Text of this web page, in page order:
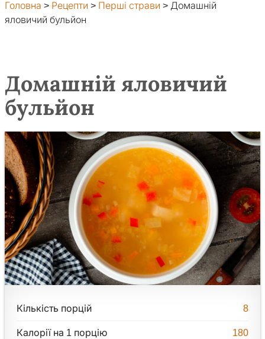
Головна > Рецепти > Перші страви > Домашній
яловичий бульйон
Домашній яловичий
бульйон
Кількість порцій 8
Калорії на 1 порцію 180